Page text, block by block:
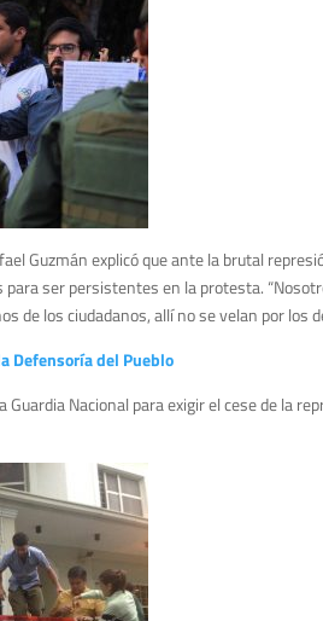
Guzmán explicó que ante la brutal
ser persistentes en la protesta.
de los ciudadanos, allí no se velan por los
Defensoría del Pueblo
Nacional para exigir el cese de la